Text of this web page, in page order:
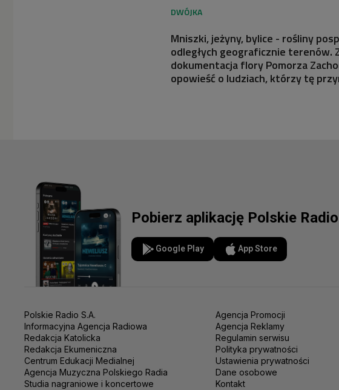
Mniszki, jeżyny, bylice - rośliny
odległych geograficznie
dokumentacja flory Pomorza
opowieść o ludziach, którzy tę
Pobierz aplikację Polskie Radio
Google Play App Store
Polskie Radio S.A.
Informacyjna Agencja Radiowa
Redakcja Katolicka
Redakcja Ekumeniczna
Centrum Edukacji Medialnej
Agencja Muzyczna Polskiego Radia
Studia nagraniowe i koncertowe
Agencja Promocji
Agencja Reklamy
Regulamin serwisu
Polityka prywatności
Ustawienia prywatności
Dane osobowe
Kontakt